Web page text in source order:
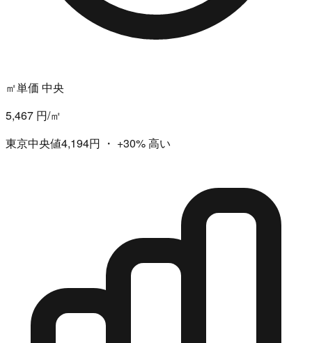
㎡単価 中央
5,467 円/㎡
東京中央値4,194円 ・ +30%高い